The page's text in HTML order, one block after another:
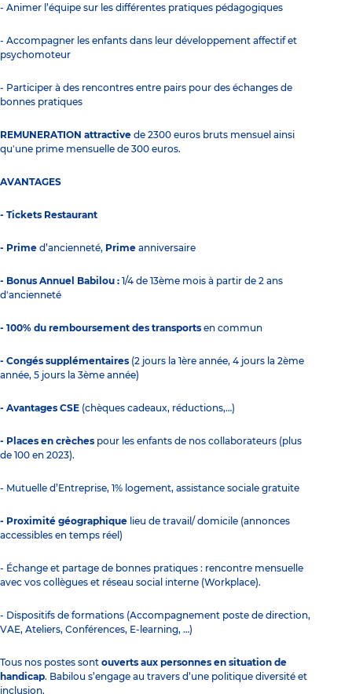
- Animer l’équipe sur les différentes pratiques pédagogiques
- Accompagner les enfants dans leur développement affectif et
psychomoteur
- Participer à des rencontres entre pairs pour des échanges de
bonnes pratiques
REMUNERATION attractive de 2300 euros bruts mensuel ainsi
qu'une prime mensuelle de 300 euros.
AVANTAGES
- Tickets Restaurant
- Prime d’ancienneté, Prime anniversaire
- Bonus Annuel Babilou : 1/4 de 13ème mois à partir de 2 ans
d'ancienneté
- 100% du remboursement des transports en commun
- Congés supplémentaires (2 jours la 1ère année, 4 jours la 2ème
année, 5 jours la 3ème année)
- Avantages CSE (chèques cadeaux, réductions,…)
- Places en crèches pour les enfants de nos collaborateurs (plus
de 100 en 2023).
- Mutuelle d’Entreprise, 1% logement, assistance sociale gratuite
- Proximité géographique lieu de travail/ domicile (annonces
accessibles en temps réel)
- Échange et partage de bonnes pratiques : rencontre mensuelle
avec vos collègues et réseau social interne (Workplace).
- Dispositifs de formations (Accompagnement poste de direction,
VAE, Ateliers, Conférences, E-learning, …)
Tous nos postes sont ouverts aux personnes en situation de
handicap. Babilou s’engage au travers d’une politique diversité et
inclusion.